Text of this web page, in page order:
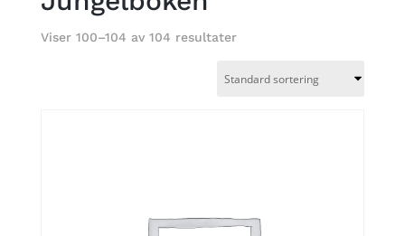
Viser 100–104 av 104 resultater